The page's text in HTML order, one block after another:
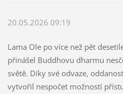
20.05.2026 09:19
Lama Ole po více než pět
přinášel Buddhovu dharmu
světě. Díky své odvaze,
vytvořil nespočet možností